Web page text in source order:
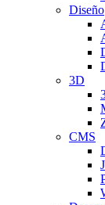
Diseño
3D
CMS